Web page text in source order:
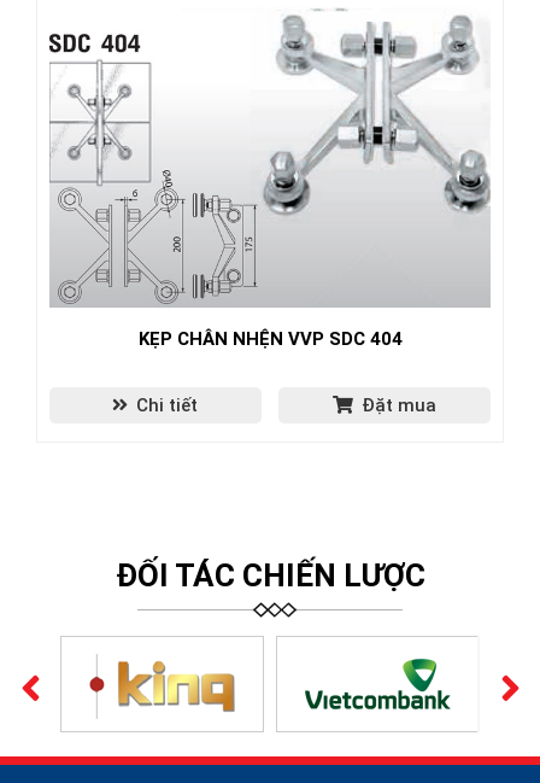
KẸP CHÂN NHỆN VVP SDC 404
Chi tiết Đặt mua
ĐỐI TÁC CHIẾN LƯỢC